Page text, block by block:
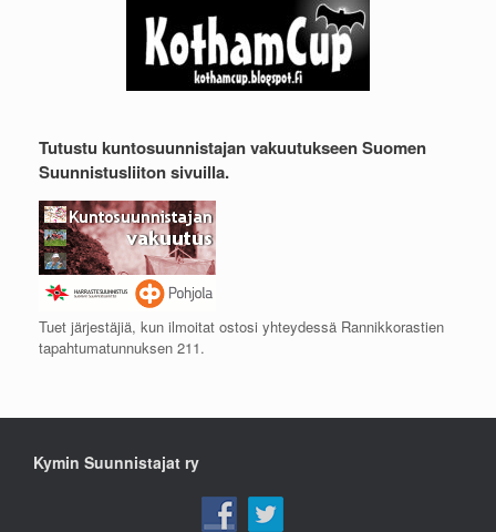
Tutustu kuntosuunnistajan vakuutukseen Suomen
Suunnistusliiton sivuilla.
Tuet järjestäjiä, kun ilmoitat ostosi yhteydessä Rannikkorastien
tapahtumatunnuksen 211.
Kymin Suunnistajat ry